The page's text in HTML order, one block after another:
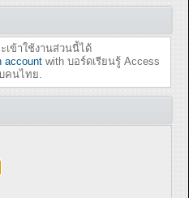
เข้าใช้งานส่วนนี้ได้
account with บอร์ดเรียนรู้ Access
คนไทย.